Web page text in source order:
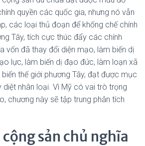
quyền các quốc gia, nhưng nó vẫn
các loại thủ đoạn để khống chế chính
Tây, tích cực thúc đẩy các chính
vốn đã thay đổi diện mạo, làm biến dị
lực, làm biến dị đạo đức, làm loạn xã
thế giới phương Tây, đạt được mục
diệt nhân loại. Vì Mỹ có vai trò trọng
chương này sẽ tập trung phân tích
sản chủ nghĩa